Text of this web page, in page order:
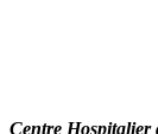
Centre Hospitalier